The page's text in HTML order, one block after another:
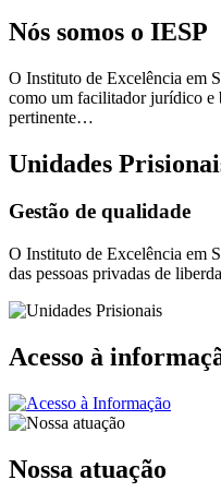
Nós somos o IESP
O Instituto de Excelência em
como um facilitador jurídico e
pertinente…
Unidades
Gestão de qualidade
O Instituto de Excelência em
das pessoas privadas de
Acesso à
Nossa atuação